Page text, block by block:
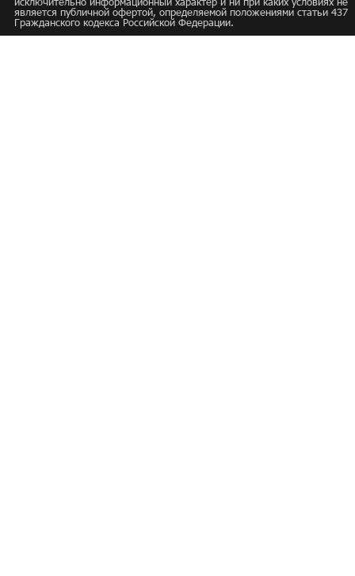
является публичной офертой, определяемой положениями статьи 437
Гражданского кодекса Российской Федерации.